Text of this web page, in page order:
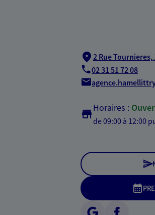
2 Rue Tournieres,
02 31 51 72 08
Horaires :
de 09:00 à 12:00